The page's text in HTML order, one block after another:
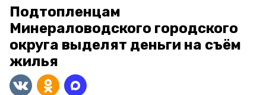
Подтопленцам
Минераловодского городского
округа выделят деньги на съём
жилья